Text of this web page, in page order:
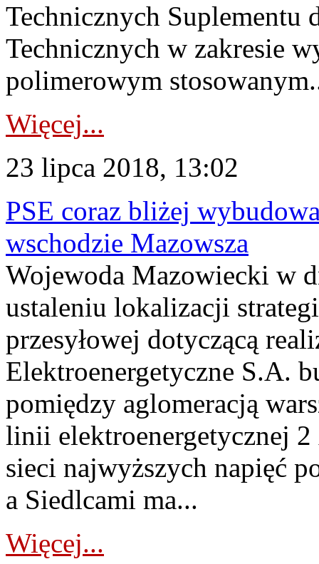
Technicznych Suplementu
Technicznych w zakresie
polimerowym
Więcej...
23 lipca 2018, 13:02
PSE coraz bliżej
wschodzie Mazowsza
Wojewoda Mazowiecki w
ustaleniu lokalizacji
przesyłowej dotyczącą
Elektroenergetyczne S.A.
pomiędzy aglomeracją
linii elektroenergetycznej 2
sieci najwyższych napięć
a Siedlcami ma...
Więcej...